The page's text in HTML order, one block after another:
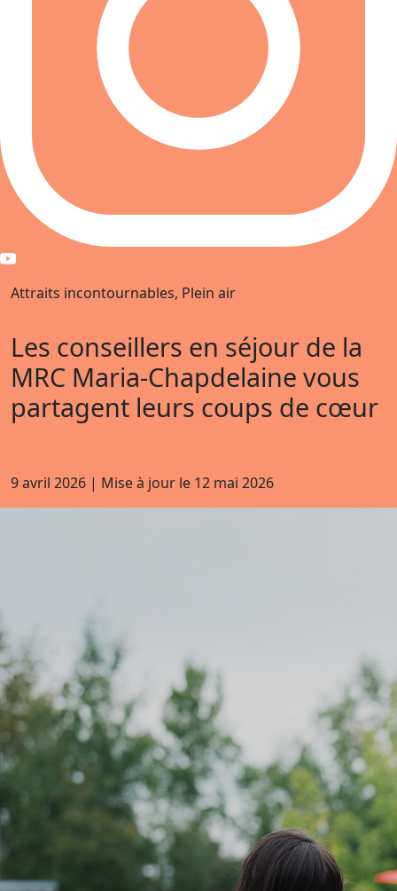
Attraits incontournables, Plein air
Les conseillers en séjour de la
MRC Maria-Chapdelaine vous
partagent leurs coups de cœur
9 avril 2026 | Mise à jour le 12 mai 2026